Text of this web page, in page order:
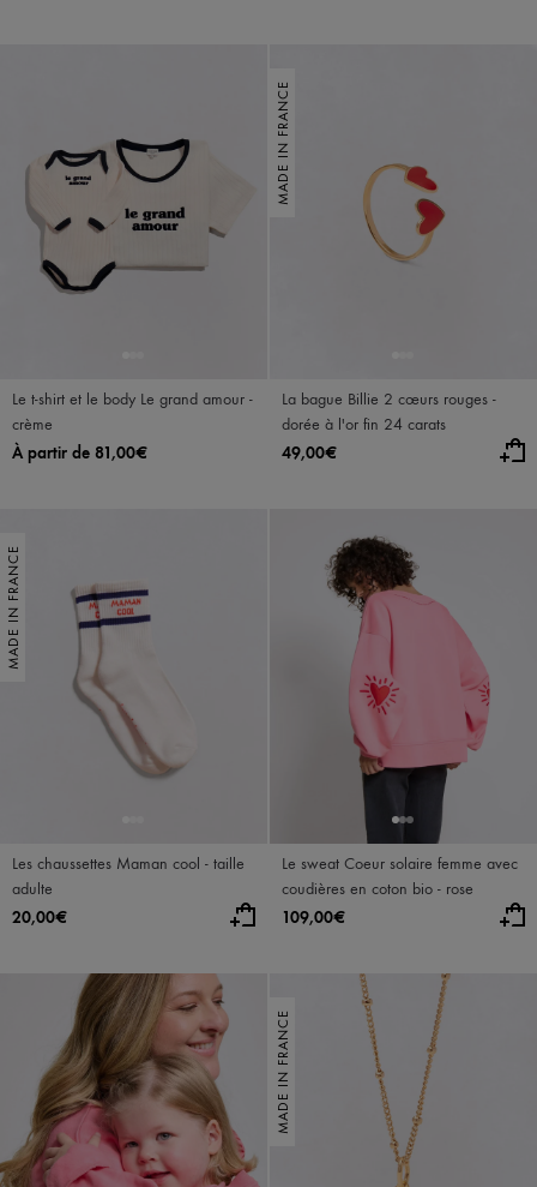
Le t-shirt et le body Le grand amour -
crème
À partir de 81,00€
La bague Billie 2 cœurs rouges -
dorée à l'or fin 24 carats
49,00€
MADE IN FRANCE
Les chaussettes Maman cool - taille
adulte
20,00€
MADE IN FRANCE
Le sweat Coeur solaire femme avec
coudières en coton bio - rose
109,00€
MADE IN FRANCE